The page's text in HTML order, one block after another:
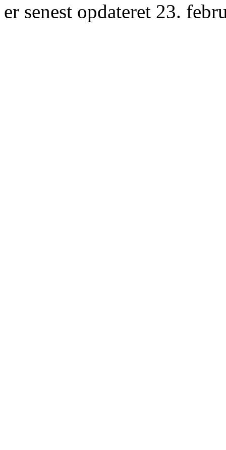
er senest opdateret 23.